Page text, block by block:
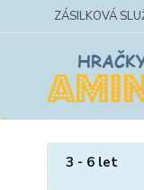
ZÁSILKOVÁ
3 - 6 let